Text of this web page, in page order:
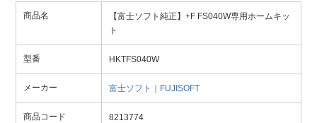
商品名
【富士ソフト純正】+F FS040W専用ホームキッ
ト
型番 HKTFS040W
メーカー 富士ソフト｜FUJISOFT
商品コード 8213774